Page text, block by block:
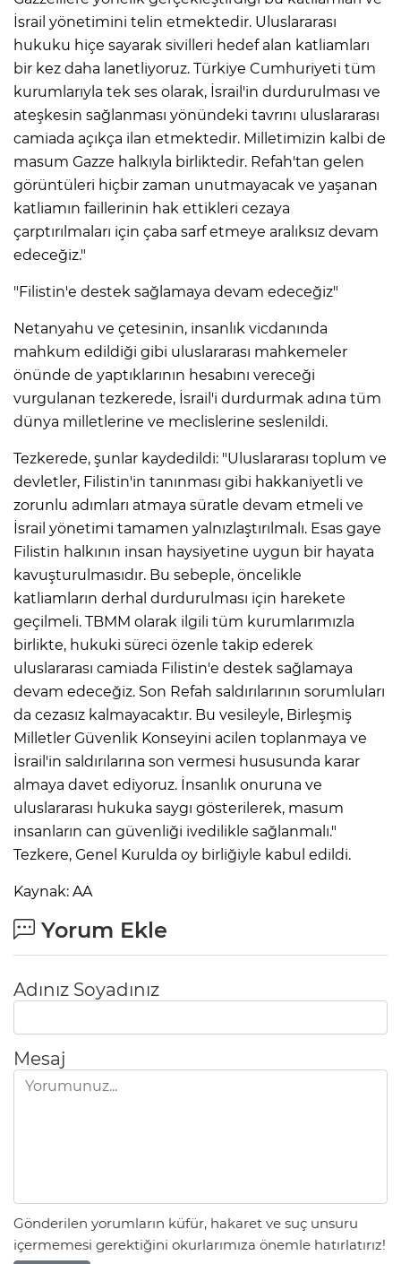
İsrail yönetimini telin etmektedir. Uluslararası
hukuku hiçe sayarak sivilleri hedef alan katliamları
bir kez daha lanetliyoruz. Türkiye Cumhuriyeti tüm
kurumlarıyla tek ses olarak, İsrail'in durdurulması ve
ateşkesin sağlanması yönündeki tavrını uluslararası
camiada açıkça ilan etmektedir. Milletimizin kalbi de
masum Gazze halkıyla birliktedir. Refah'tan gelen
görüntüleri hiçbir zaman unutmayacak ve yaşanan
katliamın faillerinin hak ettikleri cezaya
çarptırılmaları için çaba sarf etmeye aralıksız devam
edeceğiz."
"Filistin'e destek sağlamaya devam edeceğiz"
Netanyahu ve çetesinin, insanlık vicdanında
mahkum edildiği gibi uluslararası mahkemeler
önünde de yaptıklarının hesabını vereceği
vurgulanan tezkerede, İsrail'i durdurmak adına tüm
dünya milletlerine ve meclislerine seslenildi.
Tezkerede, şunlar kaydedildi: "Uluslararası toplum ve
devletler, Filistin'in tanınması gibi hakkaniyetli ve
zorunlu adımları atmaya süratle devam etmeli ve
İsrail yönetimi tamamen yalnızlaştırılmalı. Esas gaye
Filistin halkının insan haysiyetine uygun bir hayata
kavuşturulmasıdır. Bu sebeple, öncelikle
katliamların derhal durdurulması için harekete
geçilmeli. TBMM olarak ilgili tüm kurumlarımızla
birlikte, hukuki süreci özenle takip ederek
uluslararası camiada Filistin'e destek sağlamaya
devam edeceğiz. Son Refah saldırılarının sorumluları
da cezasız kalmayacaktır. Bu vesileyle, Birleşmiş
Milletler Güvenlik Konseyini acilen toplanmaya ve
İsrail'in saldırılarına son vermesi hususunda karar
almaya davet ediyoruz. İnsanlık onuruna ve
uluslararası hukuka saygı gösterilerek, masum
insanların can güvenliği ivedilikle sağlanmalı."
Tezkere, Genel Kurulda oy birliğiyle kabul edildi.
Kaynak: AA
Yorum Ekle
Adınız Soyadınız
Mesaj
Gönderilen yorumların küfür, hakaret ve suç unsuru
içermemesi gerektiğini okurlarımıza önemle hatırlatırız!